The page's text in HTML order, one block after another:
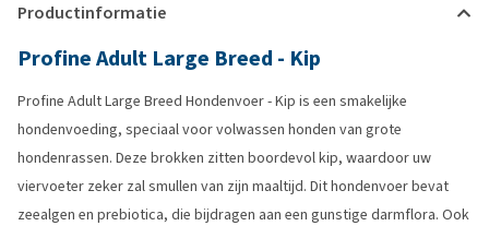
Productinformatie
Profine Adult Large Breed - Kip
Profine Adult Large Breed Hondenvoer - Kip is een smakelijke
hondenvoeding, speciaal voor volwassen honden van grote
hondenrassen. Deze brokken zitten boordevol kip, waardoor uw
viervoeter zeker zal smullen van zijn maaltijd. Dit hondenvoer bevat
zeealgen en prebiotica, die bijdragen aan een gunstige darmflora. Ook